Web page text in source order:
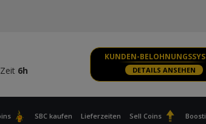
6h
KUNDEN-
DETAILS ANSEHEN
SBC kaufen Lieferzeiten Sell Coins